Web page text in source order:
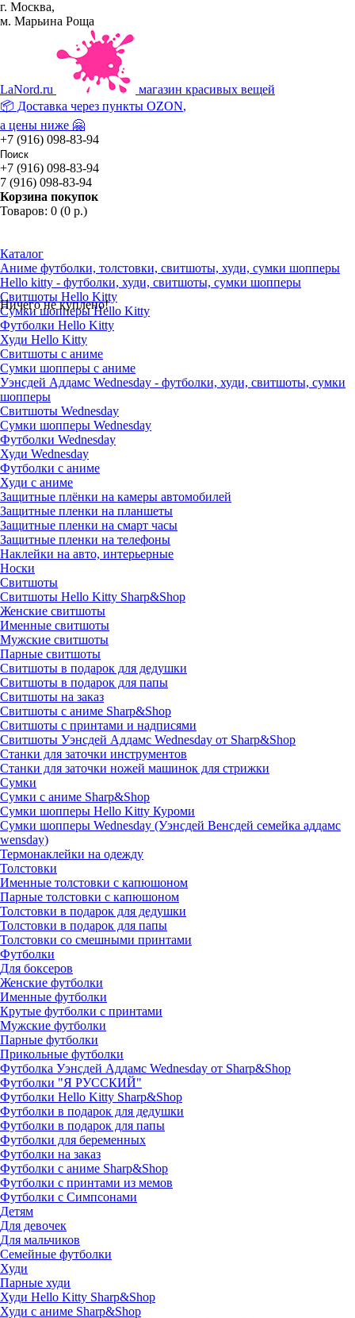
г. Москва,
м. Марьина Роща
LaNord.ru
магазин красивых вещей
📦 Доставка через пункты OZON,
а цены ниже 🤗
+7 (916) 098-83-94
+7 (916) 098-83-94
7 (916) 098-83-94
Корзина покупок
Товаров: 0 (0 р.)
Ничего не куплено!
Каталог
Аниме футболки, толстовки, свитшоты, худи, сумки шопперы
Hello kitty - футболки, худи, свитшоты, сумки шопперы
Свитшоты Hello Kitty
Сумки шопперы Hello Kitty
Футболки Hello Kitty
Худи Hello Kitty
Свитшоты с аниме
Сумки шопперы с аниме
Уэнсдей Аддамс Wednesday - футболки, худи, свитшоты, сумки
шопперы
Свитшоты Wednesday
Сумки шопперы Wednesday
Футболки Wednesday
Худи Wednesday
Футболки с аниме
Худи с аниме
Защитные плёнки на камеры автомобилей
Защитные пленки на планшеты
Защитные пленки на смарт часы
Защитные пленки на телефоны
Наклейки на авто, интерьерные
Носки
Свитшоты
Cвитшоты Hello Kitty Sharp&Shop
Женские свитшоты
Именные свитшоты
Мужские свитшоты
Парные свитшоты
Свитшоты в подарок для дедушки
Свитшоты в подарок для папы
Свитшоты на заказ
Свитшоты с аниме Sharp&Shop
Свитшоты с принтами и надписями
Свитшоты Уэнсдей Аддамс Wednesday от Sharp&Shop
Станки для заточки инструментов
Станки для заточки ножей машинок для стрижки
Сумки
Сумки с аниме Sharp&Shop
Сумки шопперы Hello Kitty Куроми
Сумки шопперы Wednesday (Уэнсдей Венсдей семейка аддамс
wensday)
Термонаклейки на одежду
Толстовки
Именные толстовки с капюшоном
Парные толстовки с капюшоном
Толстовки в подарок для дедушки
Толстовки в подарок для папы
Толстовки со смешными принтами
Футболки
Для боксеров
Женские футболки
Именные футболки
Крутые футболки с принтами
Мужские футболки
Парные футболки
Прикольные футболки
Футболка Уэнсдей Аддамс Wednesday от Sharp&Shop
Футболки "Я РУССКИЙ"
Футболки Hello Kitty Sharp&Shop
Футболки в подарок для дедушки
Футболки в подарок для папы
Футболки для беременных
Футболки на заказ
Футболки с аниме Sharp&Shop
Футболки с принтами из мемов
Футболки с Симпсонами
Детям
Для девочек
Для мальчиков
Семейные футболки
Худи
Парные худи
Худи Hello Kitty Sharp&Shop
Худи с аниме Sharp&Shop